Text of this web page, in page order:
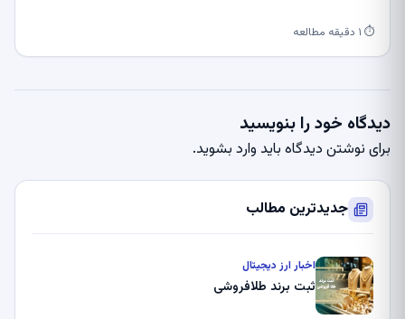
خود را بنویسید
نوشتن دیدگاه باید وارد بشوید.
جدیدترین مطالب
اخبار ارز دیجیتال
ثبت برند طلافروشی